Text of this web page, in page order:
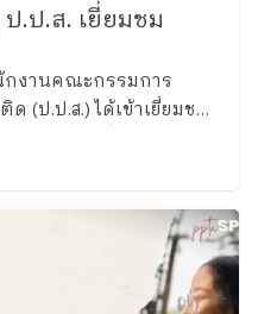
.ป.ส. เยี่ยมชม
กงานคณะกรรมการ
(ป.ป.ส.) ได้เข้าเยี่ยมชม
ษะสมองเพื่อการจัดการ
ของโรงเรียนเพลิน